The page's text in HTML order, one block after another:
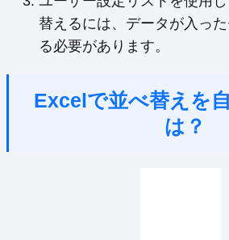
替えるには、データが入っ
る必要があります。
Excelで並べ替えを
は？